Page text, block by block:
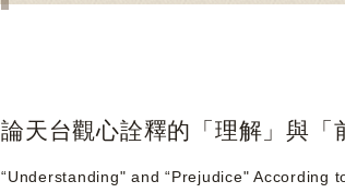
論天台觀心詮釋的「理解」與「
“Understanding" and “Prejudice" According